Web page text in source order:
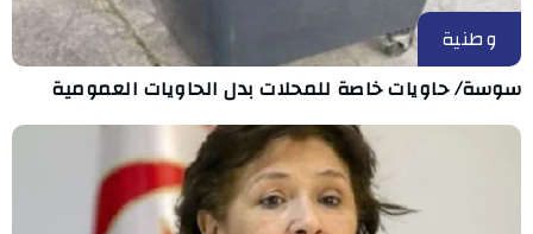
وطنية
سوسة/ حاويات خاصة للمحلات بدل الحاويات العمومية